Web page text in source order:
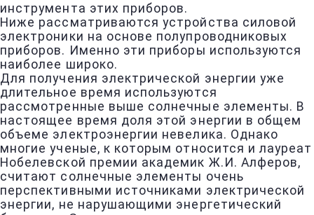
инструмента этих приборов.
Ниже рассматриваются устройства силовой
электроники на основе полупроводниковых
приборов. Именно эти приборы используются
наиболее широко.
Для получения электрической энергии уже
длительное время используются
рассмотренные выше солнечные элементы. В
настоящее время доля этой энергии в общем
объеме электроэнергии невелика. Однако
многие ученые, к которым относится и лауреат
Нобелевской премии академик Ж.И. Алферов,
считают солнечные элементы очень
перспективными источниками электрической
энергии, не нарушающими энергетический